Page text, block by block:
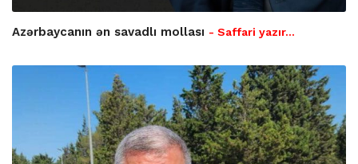
Azərbaycanın ən savadlı mollası - Saffari yazır…